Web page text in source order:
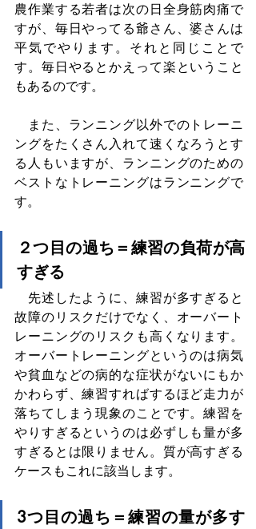
農作業する若者は次の日全身筋肉痛で
すが、毎日やってる爺さん、婆さんは
平気でやります。それと同じことで
す。毎日やるとかえって楽ということ
もあるのです。
また、ランニング以外でのトレーニ
ングをたくさん入れて速くなろうとす
る人もいますが、ランニングのための
ベストなトレーニングはランニングで
す。
２つ目の過ち＝練習の負荷が高
すぎる
先述したように、練習が多すぎると
故障のリスクだけでなく、オーバート
レーニングのリスクも高くなります。
オーバートレーニングというのは病気
や貧血などの病的な症状がないにもか
かわらず、練習すればするほど走力が
落ちてしまう現象のことです。練習を
やりすぎるというのは必ずしも量が多
すぎるとは限りません。質が高すぎる
ケースもこれに該当します。
3つ目の過ち＝練習の量が多す